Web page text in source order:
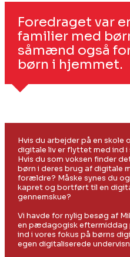
Foredraget var
familier med
såmænd også
børn i hjemmet.
Hvis du arbejder på en skole
digitale liv er flyttet med ind
Hvis du som voksen finder
børn i deres brug af digitale
forældre? Måske synes du
kapret og bortført til en
gennemskue?
Vi havde for nylig besøg af
en pædagogisk eftermiddag
ind i vores fokus på børns
egen digitaliserede